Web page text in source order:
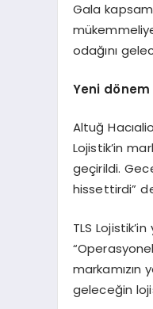
Gala
odağını
Yeni dö
Altuğ
Lojistik’in
geçirildi.
hissettirdi”
TLS
markamızın
geleceğin